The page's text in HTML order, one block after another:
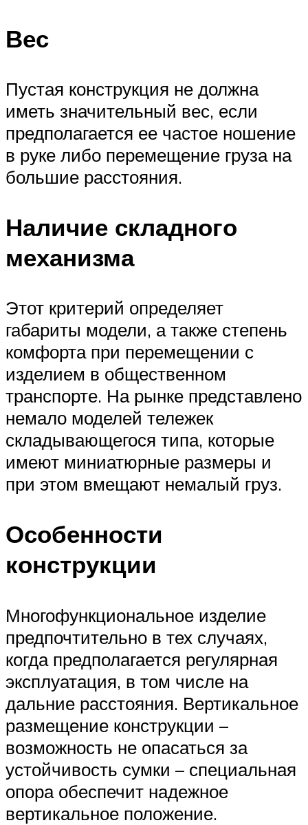
Вес
Пустая конструкция не должна
иметь значительный вес, если
предполагается ее частое ношение
в руке либо перемещение груза на
большие расстояния.
Наличие складного
механизма
Этот критерий определяет
габариты модели, а также степень
комфорта при перемещении с
изделием в общественном
транспорте. На рынке представлено
немало моделей тележек
складывающегося типа, которые
имеют миниатюрные размеры и
при этом вмещают немалый груз.
Особенности
конструкции
Многофункциональное изделие
предпочтительно в тех случаях,
когда предполагается регулярная
эксплуатация, в том числе на
дальние расстояния. Вертикальное
размещение конструкции –
возможность не опасаться за
устойчивость сумки – специальная
опора обеспечит надежное
вертикальное положение.